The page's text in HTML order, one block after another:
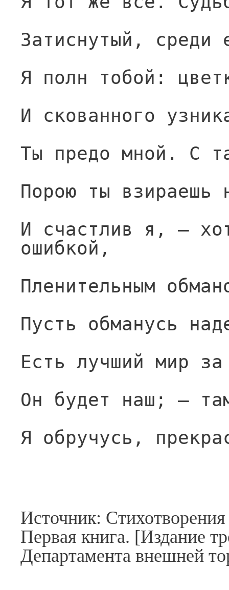
Затиснутый, среди
Я полн тобой:
И скованного
Ты предо мной. С
Порою ты взираешь
И счастлив я, —
ошибкой,
Пленительным
Пусть обманусь
Есть лучший мир
Он будет наш; —
Я обручусь,
Источник:
Первая книга. [Издание
Департамента внешней